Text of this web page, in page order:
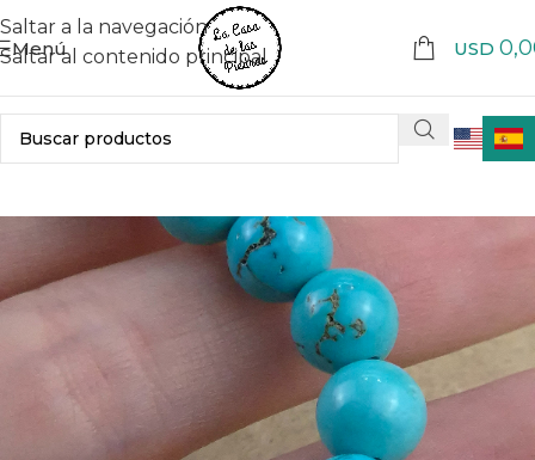
Saltar a la navegación
Saltar al contenido principal
Menú USD